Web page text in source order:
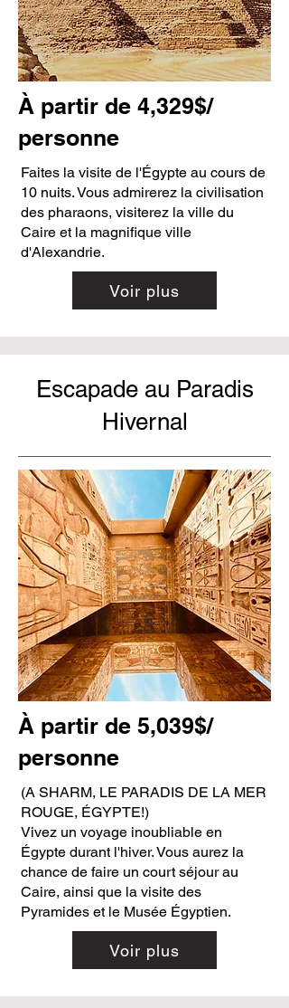
À partir de 4,329$/
personne
Faites la visite de l'Égypte au cours de
10 nuits. Vous admirerez la civilisation
des pharaons, visiterez la ville du
Caire et la magnifique ville
d'Alexandrie.
Voir plus
Escapade au Paradis
Hivernal
À partir de 5,039$/
personne
(A SHARM, LE PARADIS DE LA MER
ROUGE, ÉGYPTE!)
Vivez un voyage inoubliable en
Égypte durant l'hiver. Vous aurez la
chance de faire un court séjour au
Caire, ainsi que la visite des
Pyramides et le Musée Égyptien.
Voir plus